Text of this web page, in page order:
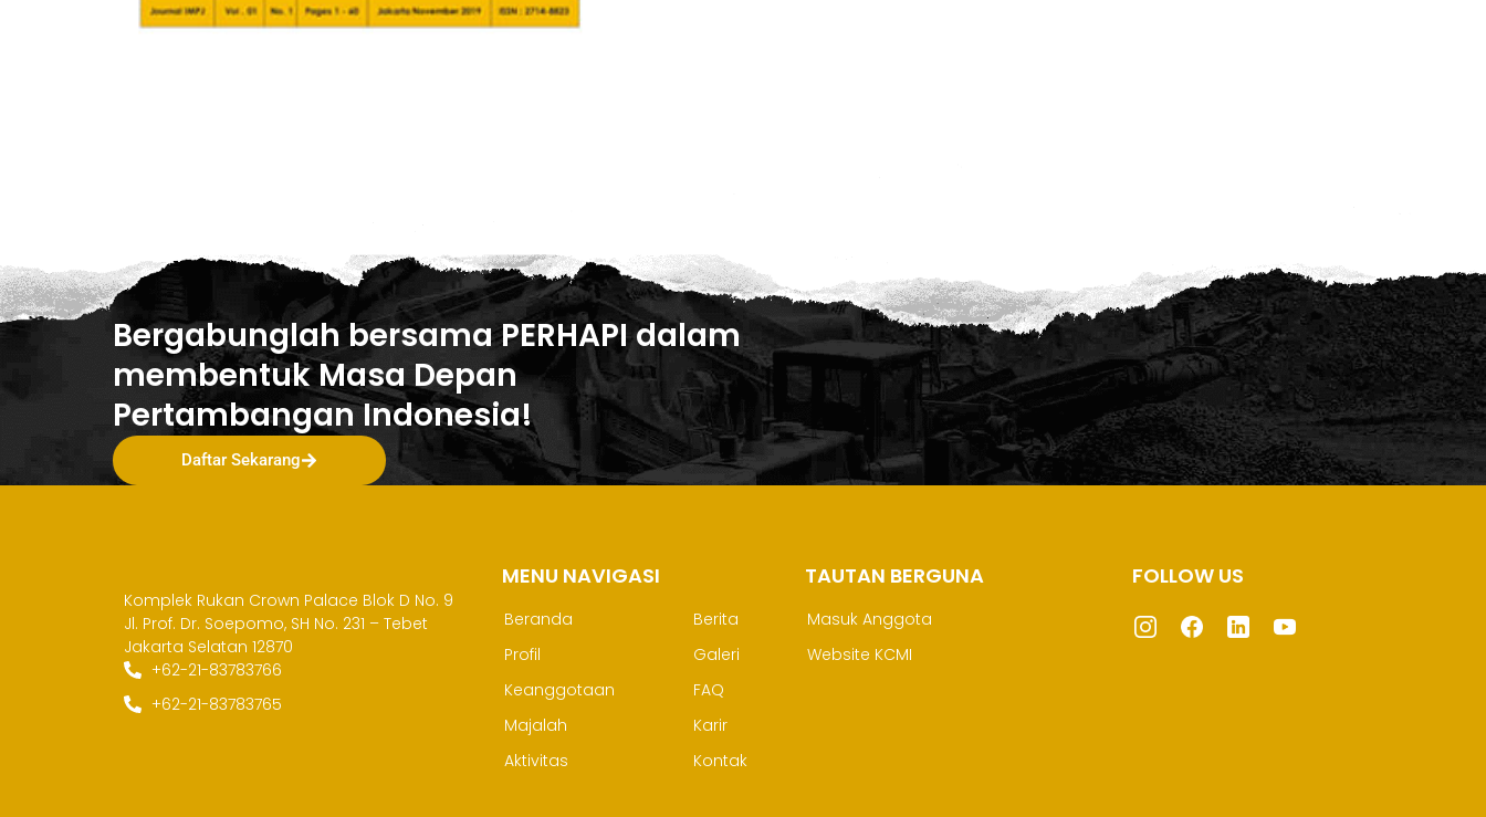
Bergabunglah bersama PERHAPI dalam
membentuk Masa Depan
Pertambangan Indonesia!
Daftar Sekarang
Komplek Rukan Crown Palace Blok D No. 9
Jl. Prof. Dr. Soepomo, SH No. 231 – Tebet
Jakarta Selatan 12870
+62-21-83783766
+62-21-83783765
MENU NAVIGASI
Beranda
Profil
Keanggotaan
Majalah
Aktivitas
Berita
Galeri
FAQ
Karir
Kontak
TAUTAN BERGUNA
Masuk Anggota
Website KCMI
FOLLOW US